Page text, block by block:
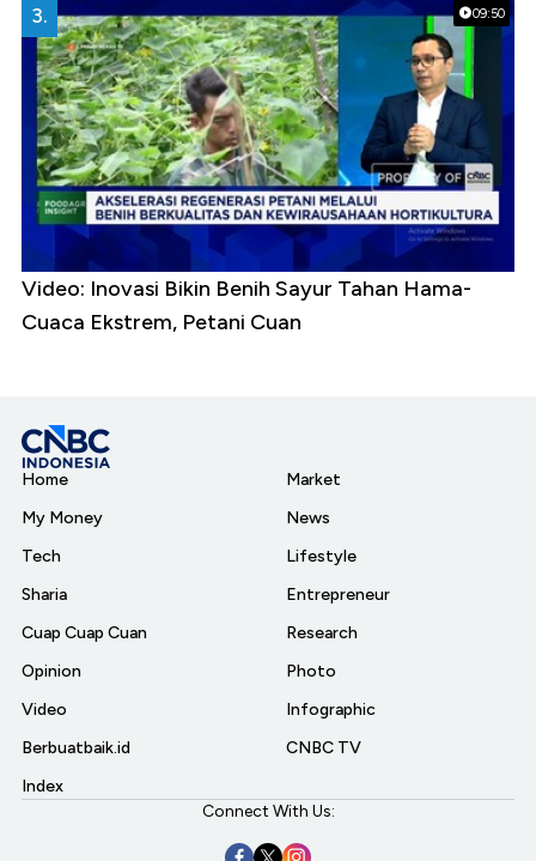
09:50
3.
Video: Inovasi Bikin Benih Sayur Tahan Hama-
Cuaca Ekstrem, Petani Cuan
Home
My Money
Tech
Sharia
Cuap Cuap Cuan
Opinion
Video
Berbuatbaik.id
Index
Market
News
Lifestyle
Entrepreneur
Research
Photo
Infographic
CNBC TV
Connect With Us: